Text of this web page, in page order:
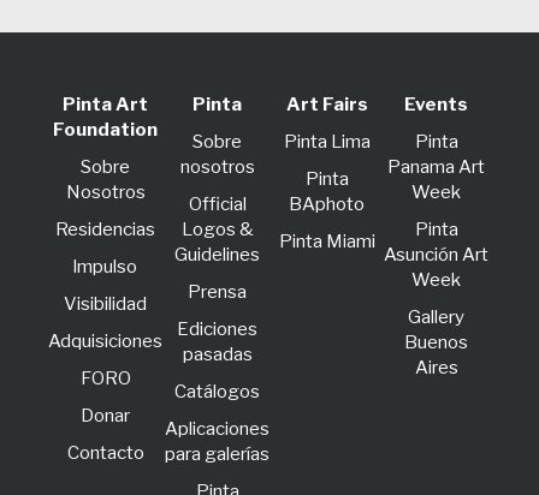
Pinta Art
Foundation
Sobre
Nosotros
Residencias
lmpulso
Visibilidad
Adquisiciones
FORO
Donar
Contacto
Pinta
Sobre
nosotros
Official
Logos &
Guidelines
Prensa
Ediciones
pasadas
Catálogos
Aplicaciones
para galerías
Art Fairs
Pinta Lima
Pinta
BAphoto
Pinta Miami
Events
Pinta
Panama Art
Week
Pinta
Asunción Art
Week
Gallery
Buenos
Aires